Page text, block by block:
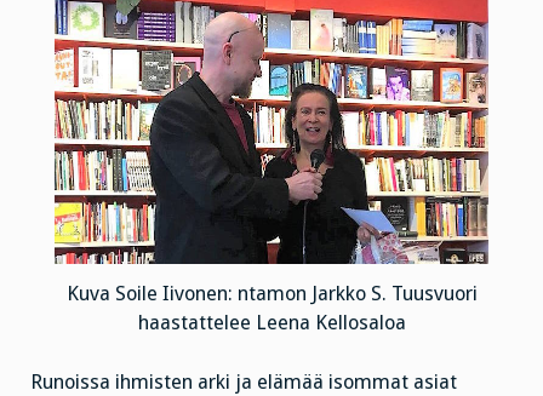
Kuva Soile Iivonen: ntamon Jarkko S. Tuusvuori
haastattelee Leena Kellosaloa
Runoissa ihmisten arki ja elämää isommat asiat